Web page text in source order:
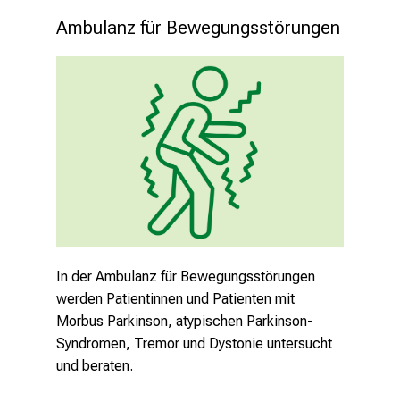
11.9.2024
Die Therapie mit der modifizierten
Aminosäure Acetyl-DL-Leucin konnte in
zwei Patientenfällen in einem Vorstadium
der Parkinson-Krankheit das Fortschreiten
über 22 Monate unterbinden, einige
Krankheitsmarker besserten sich sogar.
Mehr lesen
Ambulanz für Bewegungsstörungen
In der Ambulanz für Bewegungsstörungen
werden Patientinnen und Patienten mit
Morbus Parkinson, atypischen Parkinson-
Syndromen, Tremor und Dystonie untersucht
und beraten.